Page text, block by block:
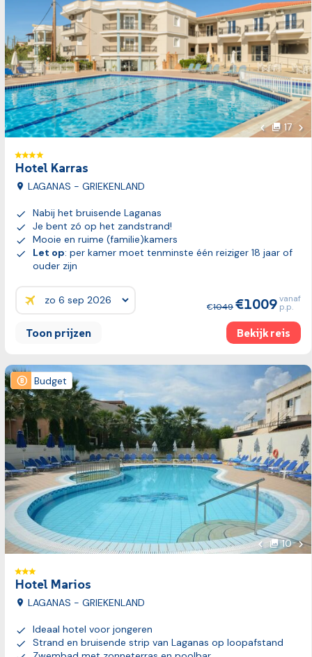
Vorige
17
foto's
Hotel Karras
LAGANAS - GRIEKENLAND
Nabij het bruisende Laganas
Je bent zó op het zandstrand!
Mooie en ruime (familie)kamers
Let op: per kamer moet tenminste één reiziger 18 jaar of
ouder zijn
Prijzen: 1049 1009vanaf
p.p.
Toon prijzen Bekijk reis
Budget
Bekijk reis
Vorige foto
10
foto's
Hotel Marios
LAGANAS - GRIEKENLAND
Ideaal hotel voor jongeren
Strand en bruisende strip van Laganas op loopafstand